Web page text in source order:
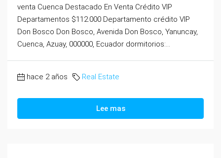
venta Cuenca Destacado En Venta Crédito VIP
Departamentos $112.000 Departamento crédito VIP
Don Bosco Don Bosco, Avenida Don Bosco, Yanuncay,
Cuenca, Azuay, 000000, Ecuador dormitorios:...
hace 2 años Real Estate
Lee mas